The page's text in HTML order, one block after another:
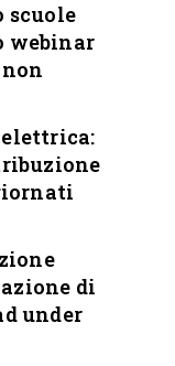
scuole
webinar
elettrica:
di
under